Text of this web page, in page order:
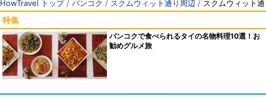
HowTravel トップ/ バンコク / スクムウィット通り周辺 / スクムウィット
特集
バンコクで食べられるタイの名物料理10選！お
勧めグルメ旅